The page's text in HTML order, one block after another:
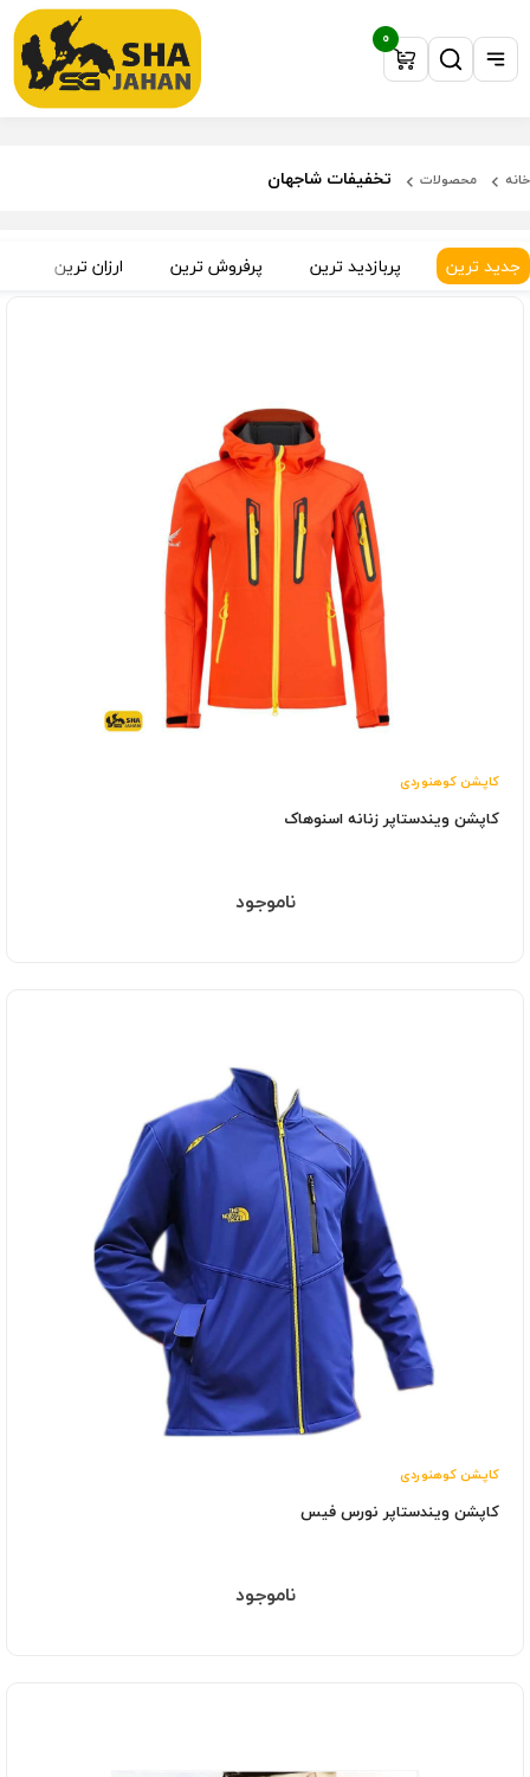
0
خانه محصولات تخفیفات شاجهان
جدید ترین پربازدید ترین پرفروش ترین ارزان ترین
کاپشن کوهنوردی
کاپشن ویندستاپر زنانه اسنوهاک
ناموجود
کاپشن کوهنوردی
کاپشن ویندستاپر نورس فیس
ناموجود